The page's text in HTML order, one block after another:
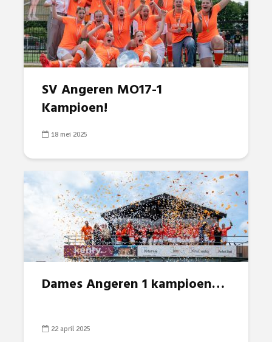
SV Angeren MO17-1
Kampioen!
18 mei 2025
Dames Angeren 1 kampioen…
22 april 2025